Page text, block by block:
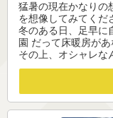
猛暑の現在かなりの
を想像してみてくだ
冬のある日、足早に
園 だって床暖房が
その上、オシャレな